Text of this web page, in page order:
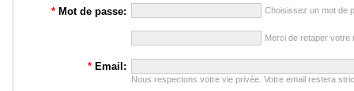
* Mot de passe: Choisissez un mot de
Merci de retaper votre
* Email:
Nous respectons votre vie privée. Votre email restera